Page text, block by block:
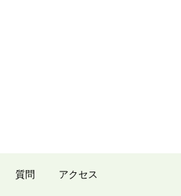
質問 アクセス